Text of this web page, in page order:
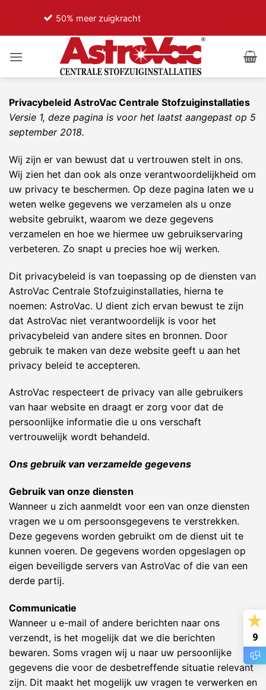
inhoud
75% minder motorgeluid
Privacybeleid AstroVac Centrale Stofzuiginstallaties
Versie 1, deze pagina is voor het laatst aangepast op 5
september 2018.
Wij zijn er van bewust dat u vertrouwen stelt in ons.
Wij zien het dan ook als onze verantwoordelijkheid om
uw privacy te beschermen. Op deze pagina laten we u
weten welke gegevens we verzamelen als u onze
website gebruikt, waarom we deze gegevens
verzamelen en hoe we hiermee uw gebruikservaring
verbeteren. Zo snapt u precies hoe wij werken.
Dit privacybeleid is van toepassing op de diensten van
AstroVac Centrale Stofzuiginstallaties, hierna te
noemen: AstroVac. U dient zich ervan bewust te zijn
dat AstroVac niet verantwoordelijk is voor het
privacybeleid van andere sites en bronnen. Door
gebruik te maken van deze website geeft u aan het
privacy beleid te accepteren.
AstroVac respecteert de privacy van alle gebruikers
van haar website en draagt er zorg voor dat de
persoonlijke informatie die u ons verschaft
vertrouwelijk wordt behandeld.
Ons gebruik van verzamelde gegevens
Gebruik van onze diensten
Wanneer u zich aanmeldt voor een van onze diensten
vragen we u om persoonsgegevens te verstrekken.
Deze gegevens worden gebruikt om de dienst uit te
kunnen voeren. De gegevens worden opgeslagen op
eigen beveiligde servers van AstroVac of die van een
derde partij.
Communicatie
Wanneer u e-mail of andere berichten naar ons
verzendt, is het mogelijk dat we die berichten
bewaren. Soms vragen wij u naar uw persoonlijke
gegevens die voor de desbetreffende situatie relevant
zijn. Dit maakt het mogelijk uw vragen te verwerken en
9